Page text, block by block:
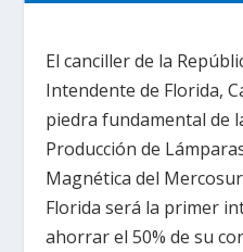
El canciller de la
Intendente de Florida,
piedra fundamental de
Producción de
Magnética del
Florida será la primer
ahorrar el 50% de su